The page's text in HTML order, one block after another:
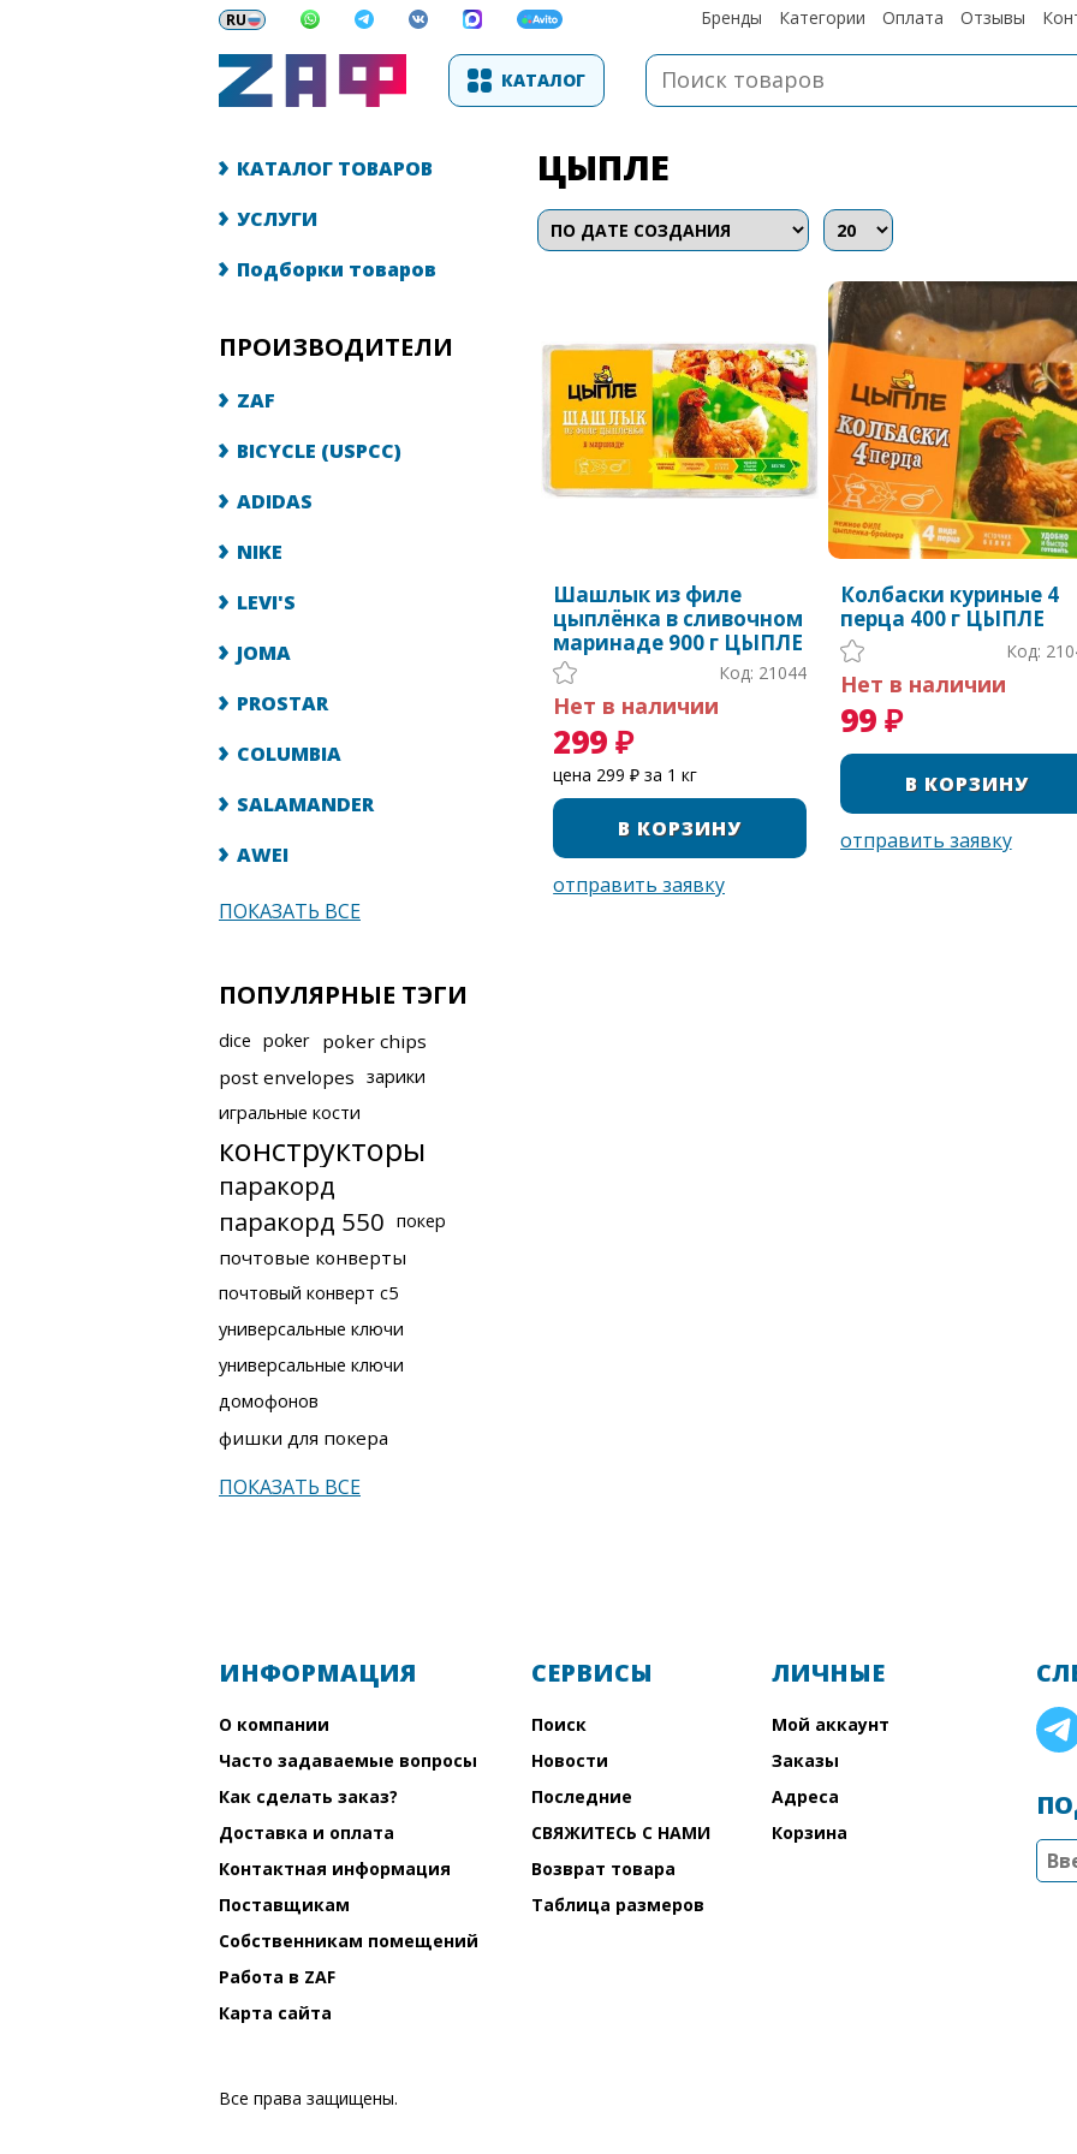
Бренды Категории Оплата Отзывы
КАТАЛОГ
КАТАЛОГ ТОВАРОВ
УСЛУГИ
Подборки товаров
ПРОИЗВОДИТЕЛИ
ZAF
BICYCLE (USPCC)
ADIDAS
NIKE
LEVI'S
JOMA
PROSTAR
COLUMBIA
SALAMANDER
AWEI
ПОКАЗАТЬ ВСЕ
ПОПУЛЯРНЫЕ ТЭГИ
dice poker poker chips
post envelopes зарики
игральные кости
конструкторы
паракорд
паракорд 550 покер
почтовые конверты
почтовый конверт с5
универсальные ключи
универсальные ключи
домофонов
фишки для покера
ПОКАЗАТЬ ВСЕ
ЦЫПЛЕ
Шашлык из филе
цыплёнка в сливочном
маринаде 900 г ЦЫПЛЕ
Код: 21044
Нет в наличии
299 ₽
цена 299 ₽ за 1 кг
Колбаски куриные 4
перца 400 г ЦЫПЛЕ
Код:
Нет в наличии
99 ₽
ИНФОРМАЦИЯ
О компании
Часто задаваемые вопросы
Как сделать заказ?
Доставка и оплата
Контактная информация
Поставщикам
Собственникам помещений
Работа в ZAF
Карта сайта
СЕРВИСЫ
Поиск
Новости
Последние
СВЯЖИТЕСЬ С НАМИ
Возврат товара
Таблица размеров
ЛИЧНЫЕ
Мой аккаунт
Заказы
Адреса
Корзина
Все права защищены.